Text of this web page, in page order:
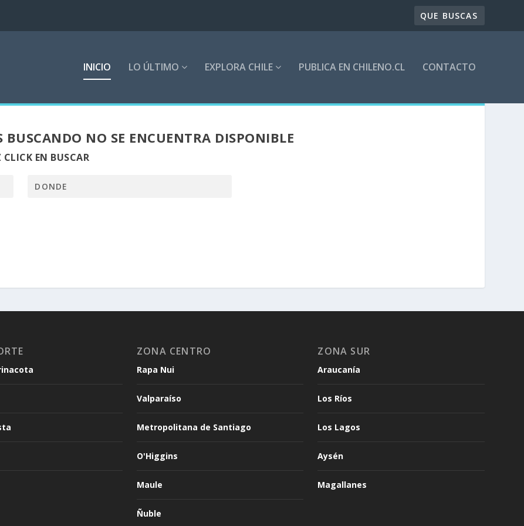
INICIO LO ÚLTIMO EXPLORA CHILE PUBLICA EN CHILENO.CL CONTACTO
NO SE ENCUENTRA DISPONIBLE
EN BUSCAR
ZONA CENTRO
Rapa Nui
Valparaíso
Metropolitana de Santiago
O'Higgins
Maule
Ñuble
ZONA SUR
Araucanía
Los Ríos
Los Lagos
Aysén
Magallanes